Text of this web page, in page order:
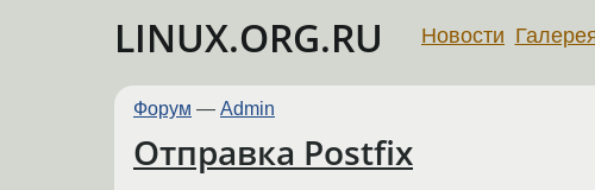
LINUX.ORG.RU Новости
Форум — Admin
Отправка Postfix